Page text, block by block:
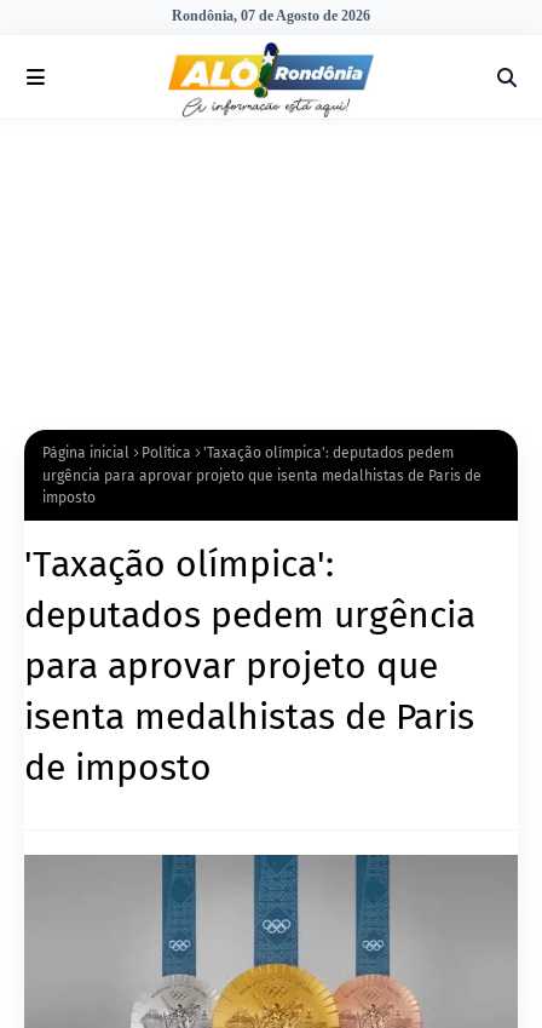
Rondônia, 07 de Agosto de 2026
Página inicial Política
'Taxação olímpica': deputados pedem
urgência para aprovar projeto que isenta medalhistas de Paris de
imposto
'Taxação olímpica':
deputados pedem urgência
para aprovar projeto que
isenta medalhistas de Paris
de imposto